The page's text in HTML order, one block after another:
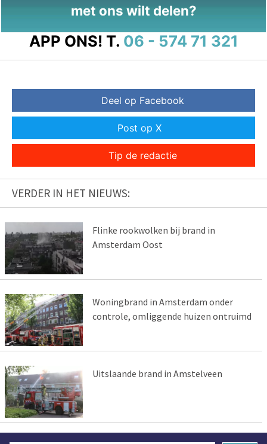
met ons wilt delen?
APP ONS! T. 06 - 574 71 321
Deel op Facebook
Post op X
Tip de redactie
VERDER IN HET NIEUWS:
Flinke rookwolken bij brand in
Amsterdam Oost
Woningbrand in Amsterdam onder
controle, omliggende huizen ontruimd
Uitslaande brand in Amstelveen